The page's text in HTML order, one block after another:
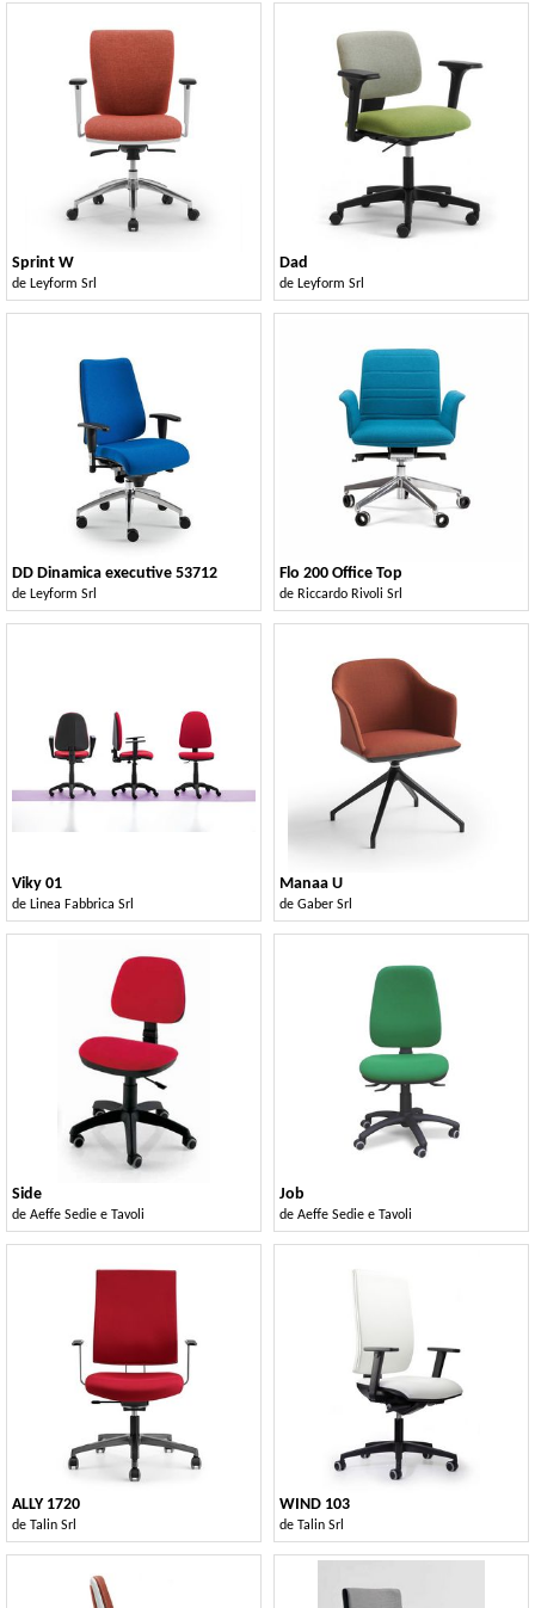
Sprint W
de Leyform Srl
Dad
de Leyform Srl
DD Dinamica executive 53712
de Leyform Srl
Flo 200 Office Top
de Riccardo Rivoli Srl
Viky 01
de Linea Fabbrica Srl
Manaa U
de Gaber Srl
Side
de Aeffe Sedie e Tavoli
Job
de Aeffe Sedie e Tavoli
ALLY 1720
de Talin Srl
WIND 103
de Talin Srl